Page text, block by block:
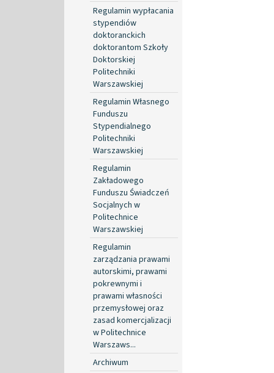
Regulamin wypłacania
stypendiów
doktoranckich
doktorantom Szkoły
Doktorskiej
Politechniki
Warszawskiej
Regulamin Własnego
Funduszu
Stypendialnego
Politechniki
Warszawskiej
Regulamin
Zakładowego
Funduszu Świadczeń
Socjalnych w
Politechnice
Warszawskiej
Regulamin
zarządzania prawami
autorskimi, prawami
pokrewnymi i
prawami własności
przemysłowej oraz
zasad komercjalizacji
w Politechnice
Warszaws...
Archiwum